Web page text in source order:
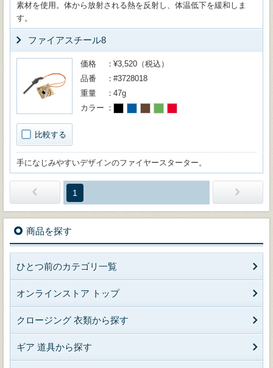
素材を使用。体から放射される熱を反射し、体温低下を緩和しま
す。
ファイアスチール8
比較する
価格
¥3,520（税込）
品番
#3728018
重量
47g
カラー
手になじみやすいデザインのファイヤースターター。
1
商品を探す
ひとつ前のカテゴリ一覧
オンラインストア トップ
クロージング 衣類から探す
ギア 道具から探す